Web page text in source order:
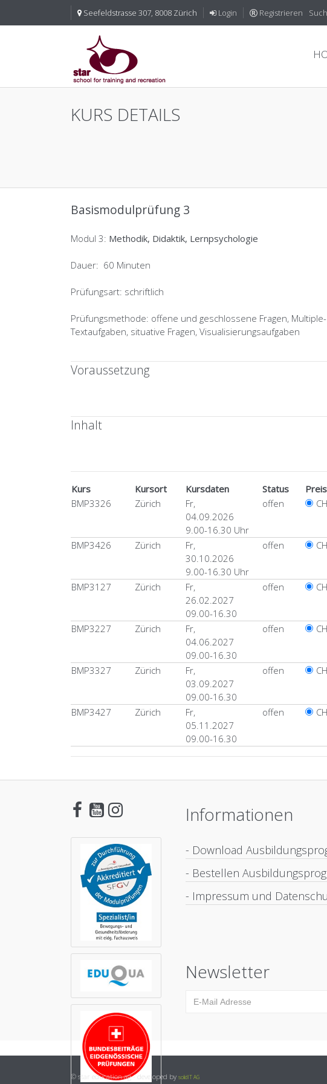
Seefeldstrasse 307, 8008 Zürich Login Registrieren
KURS DETAILS
Basismodulprüfung 3
Modul 3: Methodik, Didaktik, Lernpsychologie
Dauer: 60 Minuten
Prüfungsart: schriftlich
Prüfungsmethode: offene und geschlossene Fragen,
Textaufgaben, situative Fragen, Visualisierungsaufgaben
Voraussetzung
Inhalt
Kurs Kursort Kursdaten Status
Preis
BMP3326
Zürich
Fr,
04.09.2026
9.00-16.30 Uhr
offen
BMP3426 Zürich
Fr,
30.10.2026
9.00-16.30 Uhr
offen
BMP3127 Zürich
Fr,
26.02.2027
09.00-16.30
offen
BMP3227 Zürich
Fr,
04.06.2027
09.00-16.30
offen
BMP3327 Zürich
Fr,
03.09.2027
09.00-16.30
offen
BMP3427 Zürich
Fr,
05.11.2027
09.00-16.30
offen
Informationen
- Download
- Bestellen
- Impressum und
Newsletter
© star education ag - developed by solidIT AG